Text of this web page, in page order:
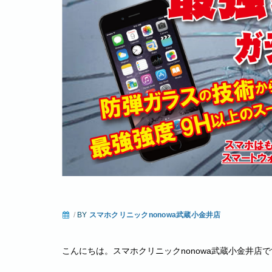
/BY スマホクリニックnonowa武蔵小金井店
こんにちは。スマホクリニックnonowa武蔵小金井店